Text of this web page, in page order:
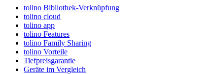
tolino Bibliothek-Verknüpfung
tolino cloud
tolino app
tolino Features
tolino Family Sharing
tolino Vorteile
Tiefpreisgarantie
Geräte im Vergleich